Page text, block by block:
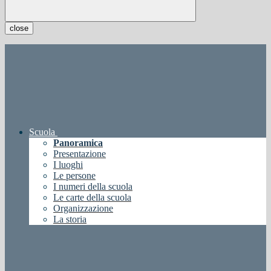
close
Scuola
Panoramica
Presentazione
I luoghi
Le persone
I numeri della scuola
Le carte della scuola
Organizzazione
La storia